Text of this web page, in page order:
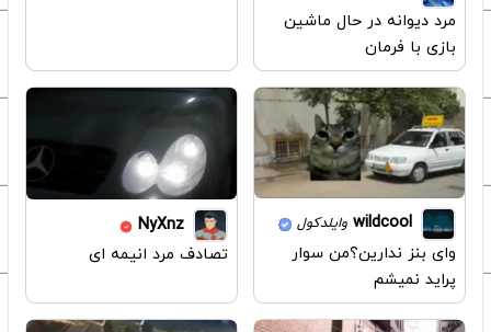
مرد دیوانه در حال ماشین
بازی با فرمان
wildcool وایلدکول
وای بنز ندارین؟من سوار
پراید نمیشم
NyXnz
تصادف مرد انیمه ای